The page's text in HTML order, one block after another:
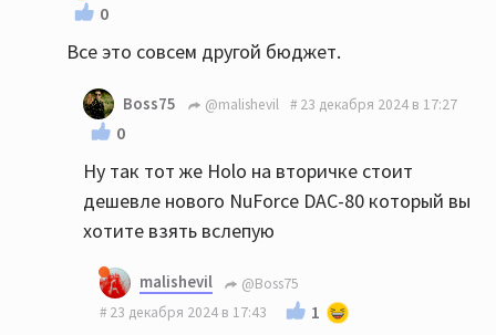
0
Все это совсем другой бюджет.
Boss75 @malishevil 23 декабря 2024 в 17:27
0
Ну так тот же Holo на вторичке стоит
дешевле нового NuForce DAC-80 который вы
хотите взять вслепую
malishevil
@Boss75
23 декабря 2024 в 17:43
1